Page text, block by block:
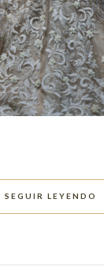
SEGUIR LEYENDO